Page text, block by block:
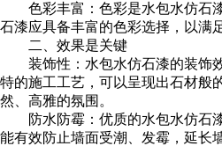
色彩丰富：色彩是水包水仿石
石漆应具备丰富的色彩选择，以满
二、效果是关键
装饰性：水包水仿石漆的装饰
特的施工工艺，可以呈现出石材般
然、高雅的氛围。
防水防霉：优质的水包水仿石漆
能有效防止墙面受潮、发霉，延长